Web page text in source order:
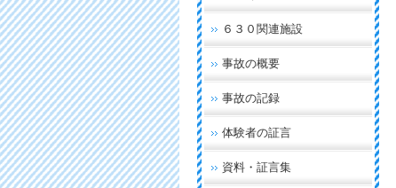
６３０関連施設
事故の概要
事故の記録
体験者の証言
資料・証言集